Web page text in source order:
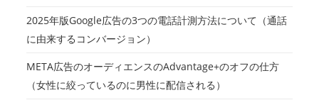
2025年版Google広告の3つの電話計測方法について（通話
に由来するコンバージョン）
META広告のオーディエンスのAdvantage+のオフの仕方
（女性に絞っているのに男性に配信される）